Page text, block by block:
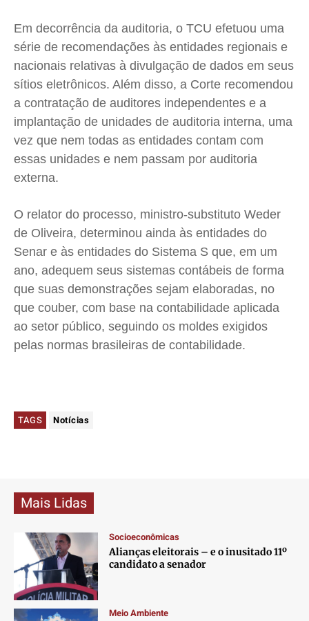
Em decorrência da auditoria, o TCU efetuou uma
série de recomendações às entidades regionais e
nacionais relativas à divulgação de dados em seus
sítios eletrônicos. Além disso, a Corte recomendou
a contratação de auditores independentes e a
implantação de unidades de auditoria interna, uma
vez que nem todas as entidades contam com
essas unidades e nem passam por auditoria
externa.
O relator do processo, ministro-substituto Weder
de Oliveira, determinou ainda às entidades do
Senar e às entidades do Sistema S que, em um
ano, adequem seus sistemas contábeis de forma
que suas demonstrações sejam elaboradas, no
que couber, com base na contabilidade aplicada
ao setor público, seguindo os moldes exigidos
pelas normas brasileiras de contabilidade.
TAGS Notícias
Mais Lidas
Socioeconômicas
Alianças eleitorais – e o inusitado 11º
candidato a senador
Meio Ambiente